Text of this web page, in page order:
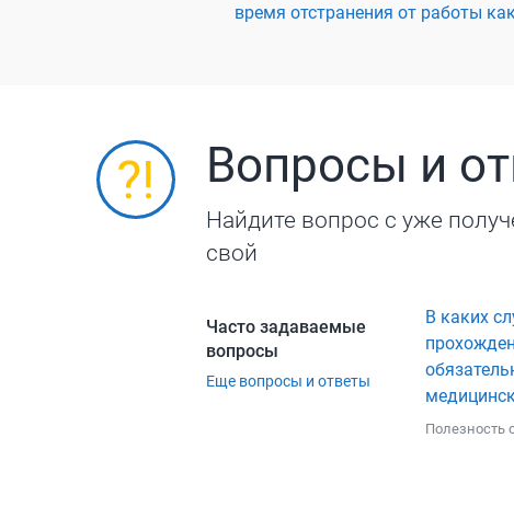
время отстранения от работы
Вопросы и
Найдите вопрос с уже
свой
Часто задаваемые
вопросы
Еще вопросы и ответы
В каких
Полезность